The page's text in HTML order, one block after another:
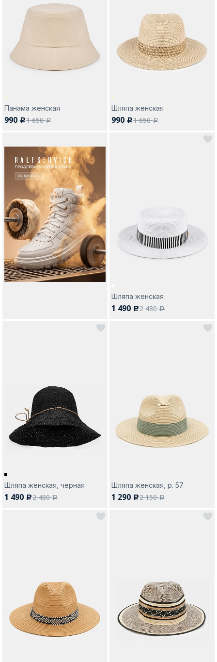
Панама женская
990 c1 650a
Шляпа женская
990 c1 650a
Шляпа женская
1 490 c2 480a
Шляпа женская, черная
1 490 c2 480a
Шляпа женская, р. 57
1 290 c2 150a